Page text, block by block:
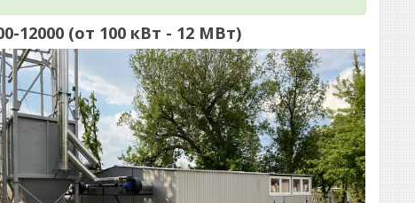
12000 (от 100 кВт - 12 МВт)